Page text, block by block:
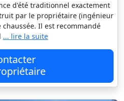
d'été traditionnel exactement
par le propriétaire (ingénieur
Il est recommandé
... lire la suite